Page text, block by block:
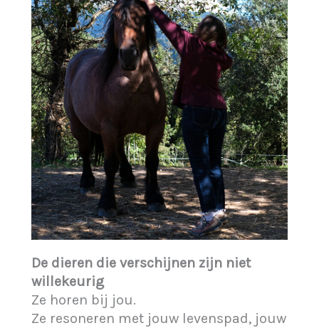
De dieren die verschijnen zijn niet
willekeurig
Ze horen bij jou.
Ze resoneren met jouw levenspad, jouw